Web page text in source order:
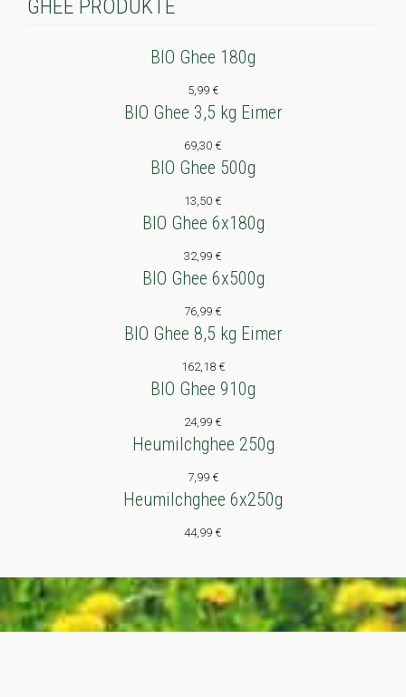
GHEE PRODUKTE
BIO Ghee 180g
5,99 €
BIO Ghee 3,5 kg Eimer
69,30 €
BIO Ghee 500g
13,50 €
BIO Ghee 6x180g
32,99 €
BIO Ghee 6x500g
76,99 €
BIO Ghee 8,5 kg Eimer
162,18 €
BIO Ghee 910g
24,99 €
Heumilchghee 250g
7,99 €
Heumilchghee 6x250g
44,99 €